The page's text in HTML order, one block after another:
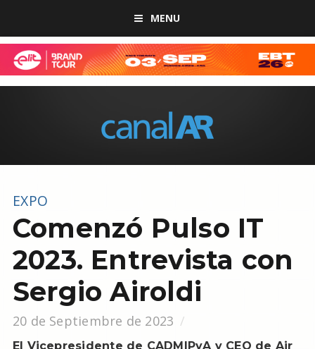
MENU
EXPO
Comenzó Pulso IT
2023. Entrevista con
Sergio Airoldi
20 de Septiembre de 2023
El Vicepresidente de CADMIPyA y CEO de Air